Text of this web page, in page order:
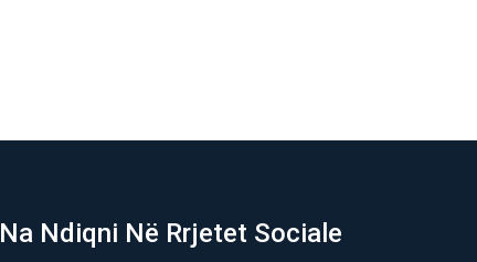
Na Ndiqni Në Rrjetet Sociale